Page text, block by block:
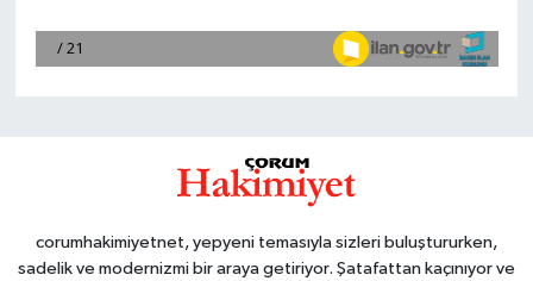
corumhakimiyetnet, yepyeni temasıyla sizleri buluştururken,
sadelik ve modernizmi bir araya getiriyor. Şatafattan kaçınıyor ve